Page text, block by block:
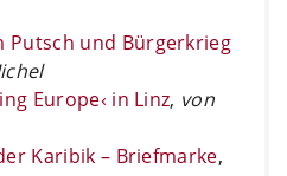
Putsch und Bürgerkrieg
Europe‹ in Linz, von
Karibik – Briefmarke,